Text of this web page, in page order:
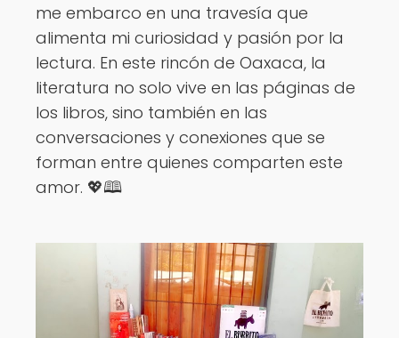
me embarco en una travesía que
alimenta mi curiosidad y pasión por la
lectura. En este rincón de Oaxaca, la
literatura no solo vive en las páginas de
los libros, sino también en las
conversaciones y conexiones que se
forman entre quienes comparten este
amor. 💖🕮